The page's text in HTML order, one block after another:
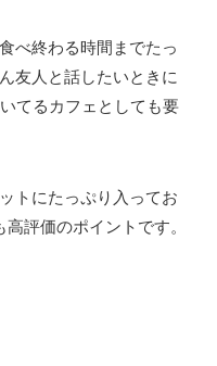
べ終わる時間までたっ
友人と話したいときに
てるカフェとしても要
トにたっぷり入ってお
評価のポイントです。